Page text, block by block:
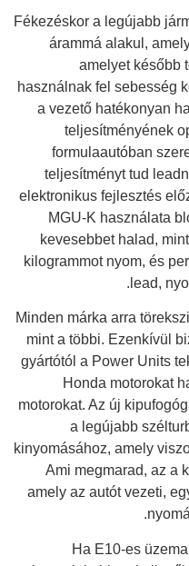
Fékezéskor a legújabb
árammá alakul,
amelyet később
használnak fel sebesség
a vezető hatékonyan
teljesítményének
formulaautóban
teljesítményt tud
elektronikus fejlesztés
MGU-K használata
kevesebbet halad,
kilogrammot nyom, és
lead,
Minden márka arra
mint a többi. Ezenkívül
gyártótól a Power Units
Honda motorokat
motorokat. Az új
a legújabb
kinyomásához, amely
Ami megmarad, az a
amely az autót vezeti,
Ha E10-es